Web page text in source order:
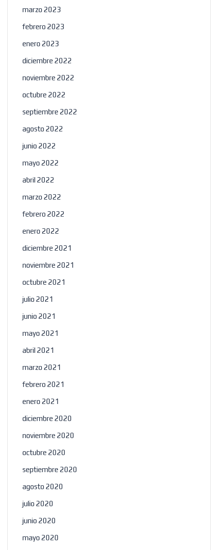
marzo 2023
febrero 2023
enero 2023
diciembre 2022
noviembre 2022
octubre 2022
septiembre 2022
agosto 2022
junio 2022
mayo 2022
abril 2022
marzo 2022
febrero 2022
enero 2022
diciembre 2021
noviembre 2021
octubre 2021
julio 2021
junio 2021
mayo 2021
abril 2021
marzo 2021
febrero 2021
enero 2021
diciembre 2020
noviembre 2020
octubre 2020
septiembre 2020
agosto 2020
julio 2020
junio 2020
mayo 2020
Correo electrónico
Suscribete para recibir nuestras